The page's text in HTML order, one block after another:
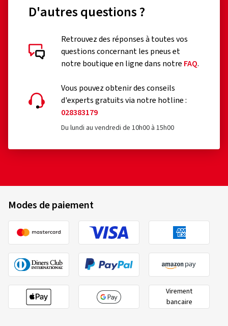
D'autres questions ?
Retrouvez des réponses à toutes vos
questions concernant les pneus et
notre boutique en ligne dans notre FAQ.
Vous pouvez obtenir des conseils
d'experts gratuits via notre hotline :
028383179
Du lundi au vendredi de 10h00 à 15h00
Modes de paiement
Virement
bancaire